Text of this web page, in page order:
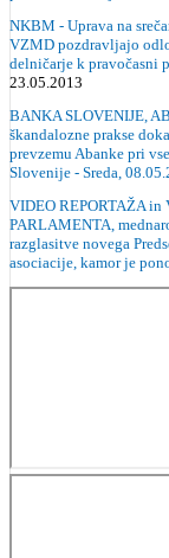
NKBM - Uprava na
VZMD pozdravljajo
delničarje k pravočasni
23.05.2013
BANKA SLOVENIJE,
škandalozne prakse
prevzemu Abanke pri
Slovenije - Sreda,
VIDEO REPORTAŽA in
PARLAMENTA,
razglasitve novega
asociacije, kamor je